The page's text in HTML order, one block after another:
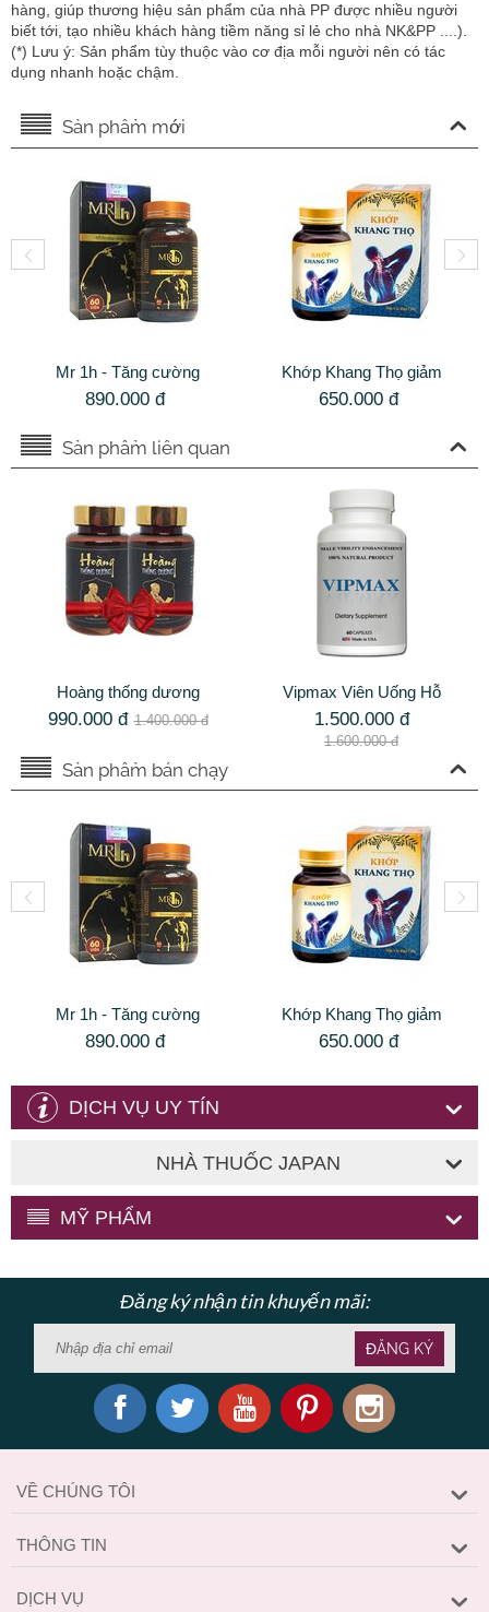
hàng, giúp thương hiệu sản phẩm của nhà PP được nhiều người
biết tới, tạo nhiều khách hàng tiềm năng sỉ lẻ cho nhà NK&PP ....).
(*) Lưu ý: Sản phẩm tùy thuộc vào cơ địa mỗi người nên có tác
dụng nhanh hoặc chậm.
Sản phẩm mới
Mr 1h - Tăng cường
sinh lý, kiểm soát xuất
tinh sớm hiệu quả
890.000 đ
Khớp Khang Thọ giảm
đau nhức và phục hồi
chức năng xương khớp
650.000 đ
Sản phẩm liên quan
Hoàng thống dương
Combo 2 hộp tăng
cường sinh lý nam
990.000 đ 1.400.000 đ
Vipmax Viên Uống Hỗ
Trợ Làm Chậm Quá
Trình Mãn Dục Nam
1.500.000 đ
1.600.000 đ
Sản phẩm bán chạy
Mr 1h - Tăng cường
sinh lý, kiểm soát xuất
tinh sớm hiệu quả
890.000 đ
Khớp Khang Thọ giảm
đau nhức và phục hồi
chức năng xương khớp
650.000 đ
DỊCH VỤ UY TÍN
NHÀ THUỐC JAPAN
MỸ PHẨM
Đăng ký nhận tin khuyến mãi:
ĐĂNG KÝ
VỀ CHÚNG TÔI
THÔNG TIN
DỊCH VỤ